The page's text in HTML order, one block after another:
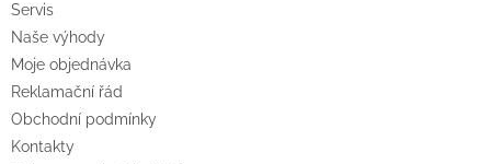
Servis
Naše výhody
Moje objednávka
Reklamační řád
Obchodní podmínky
Kontakty